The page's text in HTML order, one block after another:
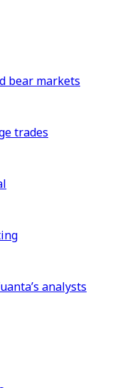
bear markets
trades
analysts